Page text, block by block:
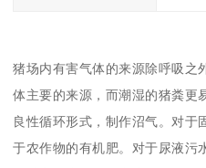
猪场内有害气体的来源除呼吸之
体主要的来源，而潮湿的猪粪更
良性循环形式，制作沼气。对于
于农作物的有机肥。对于尿液污